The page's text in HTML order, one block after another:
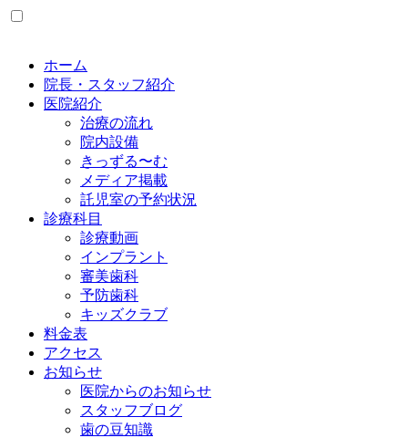
ホーム
院長・スタッフ紹介
医院紹介
治療の流れ
院内設備
きっずる〜む
メディア掲載
託児室の予約状況
診療科目
診療動画
インプラント
審美歯科
予防歯科
キッズクラブ
料金表
アクセス
お知らせ
医院からのお知らせ
スタッフブログ
歯の豆知識